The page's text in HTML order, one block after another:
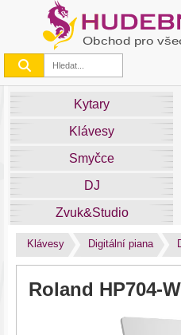
Kytary
Klávesy
Smyčce
DJ
Zvuk&Studio
Klávesy Digitální piana
Roland HP704-